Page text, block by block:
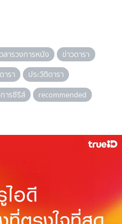
สารวงการหนัง
ข่าวดารา
ารา
ประวัติดารา
ารซีรีส์ recommended